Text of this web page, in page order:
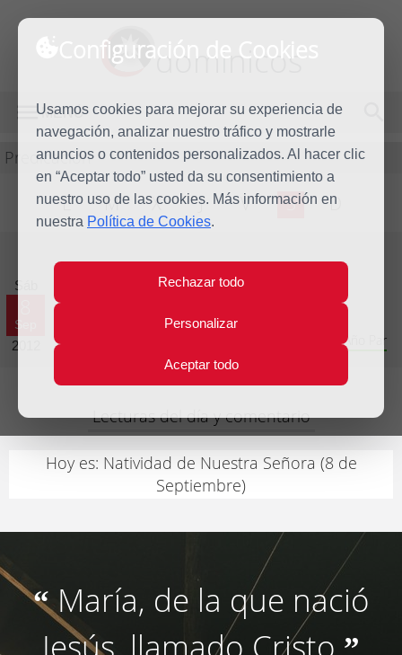
Configuración de Cookies
Usamos cookies para mejorar su experiencia de
navegación, analizar nuestro tráfico y mostrarle
anuncios o contenidos personalizados. Al hacer clic
en “Aceptar todo” usted da su consentimiento a
nuestro uso de las cookies. Más información en
nuestra Política de Cookies.
Rechazar todo
Personalizar
Aceptar todo
dominicos
MENÚ
Predicación
L M X J V S D
Sáb
Sep
2012
Evangelio del día
Vigésimo segunda Semana del Tiempo Ordinario - Año Par
Lecturas del día y comentario
Hoy es: Natividad de Nuestra Señora (8 de
Septiembre)
“María, de la que nació
Jesús, llamado Cristo